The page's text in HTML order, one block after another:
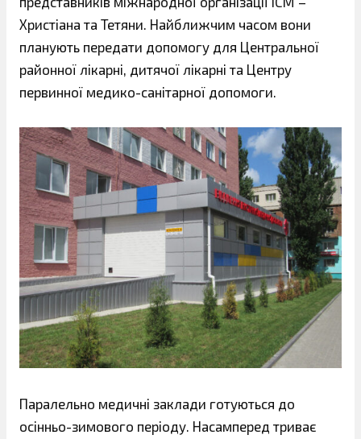
Христіана та Тетяни. Найближчим часом вони
планують передати допомогу для Центральної
районної лікарні, дитячої лікарні та Центру
первинної медико-санітарної допомоги.
Паралельно медичні заклади готуються до
осінньо-зимового періоду. Насамперед триває